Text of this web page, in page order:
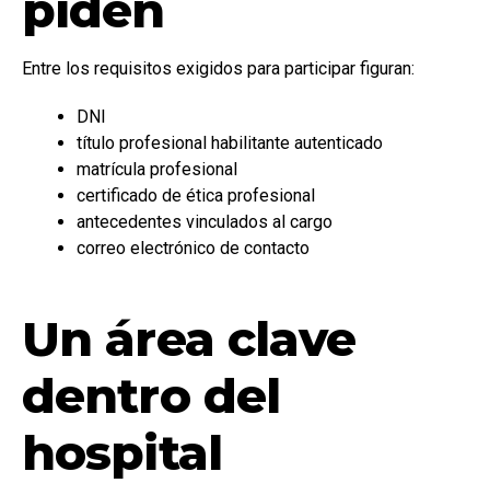
Entre los requisitos exigidos para participar figuran:
DNI
título profesional habilitante autenticado
matrícula profesional
certificado de ética profesional
antecedentes vinculados al cargo
correo electrónico de contacto
Un área clave
dentro del
hospital